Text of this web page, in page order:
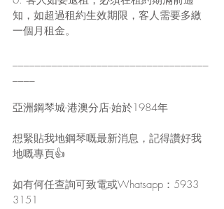
知，如超過租約生效期限，客人需要多繳
一個月租金。
亞洲鋼琴城-港澳分店-始於1984年
想緊貼我地鋼琴嘅最新消息，記得讚好我
地嘅專頁👍
如有何任查詢可致電或Whatsapp：5933
3151